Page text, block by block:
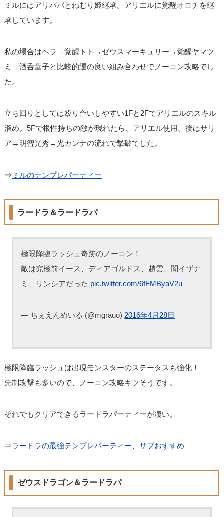
ミルにはアリババとねむり姫継承。アリエルに覚醒オロチを継
承しています。
私の場合はヘラ→覚醒トト→ゼウスマーキュリー→覚醒ヤマツ
ミ→酒呑童子と比較的運の良い組み合わせでノーコン攻略でし
た。
立ち回りとしては殴り合いしやすい1Fと2Fでアリエルのスキル
溜め。5Fで根性持ちの敵が現れたら、アリエル使用。後はサリ
ア→明智光秀→光カンナの流れで撃破でした。
⇒ ミルのテンプレパーティー
ラードラ＆ラードラパ
極限降臨ラッシュ奇跡のノーコン！
敵は究極前イース、ディアゴルドス、趙雲、闇イザナ
ミ、リンシアだった pic.twitter.com/6fFMByaV2u
— ちぇえんめいる (@mgrauo) 2016年4月28日
極限降臨ラッシュは出現モンスターのステータスも強化！
先制攻撃も多いので、ノーコン攻略キツそうです。
それでもクリアできるラードラパーティーが凄い。
⇒ラードラの最強テンプレパーティー、サブおすすめ
ゼウスドラゴン＆ラードラパ